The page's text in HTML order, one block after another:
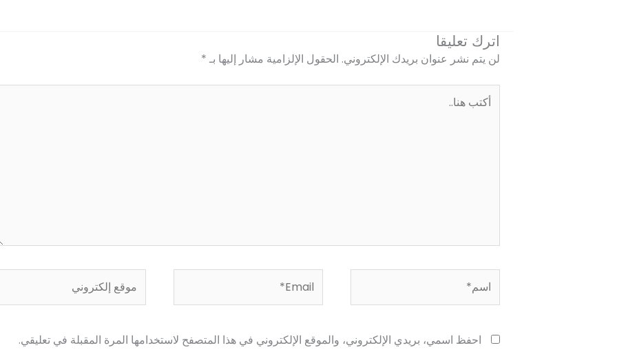
اترك تعليقا
لن يتم نشر عنوان بريدك الإلكتروني. الحقول الإلزامية مشار إليها بـ *
أكتب
هنا..
إلكتروني
احفظ اسمي، بريدي الإلكتروني، والموقع الإلكتروني في هذا المتصفح لاستخدامها المرة المقبلة في تعليقي.